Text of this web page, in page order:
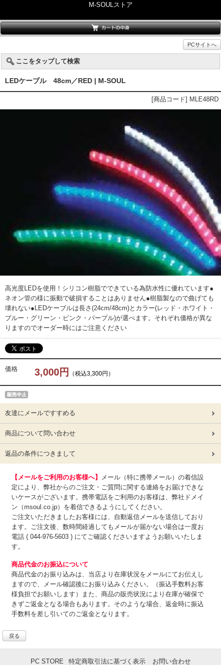
M-SOULストア
PCサイトへ
ここをタップして検索
LEDケーブル 48cm／RED | M-SOUL
[商品コード] MLE48RD
高光度LEDを使用！シリコン樹脂でできている為防水性に優れています●
ネオン管の様に振動で破損することはありません●樹脂製なので曲げても
壊れない●LEDケーブルは長さ(24cm/48cm)とカラー(レッド・ホワイト・
ブルー・グリーン・ピンク・パープル)が選べます。それぞれ価格が異な
りますのでオーダー時にはご注意ください
価格 3,000円 （税込3,300円）
友達にメールですすめる
商品について問い合わせ
返品の条件につきまして
【メールをご利用のお客様へ】
メール（特に携帯メール）の着信設
定により、弊社からのご注文・ご質問に関する連絡をお届けできな
いケースがございます。携帯電話をご利用のお客様は、弊社ドメイ
ン（msoul.co.jp）を着信できるようにしてください。
ご注文いただきましたお客様には、自動返信メールを送信しており
ます。ご注文後、数時間経過してもメールが届かない場合は一度お
電話 ( 044-976-5603 ) にてご確認くださいますようお願いいたしま
す。
商品代金のお振込について
商品代金のお振り込みは、 当店より在庫状況をメールにてお伝えし
ますので、メール確認後にお振り込みください。（振込手数料お客
様負担でお願いします）また、商品の販売状況により在庫が確保で
きずご返金となる場合もあります。そのような場合、返金時に振込
手数料を差し引いてのご返金となります。
戻る
PC STORE 特定商取引法に基づく表示 お問い合わせ